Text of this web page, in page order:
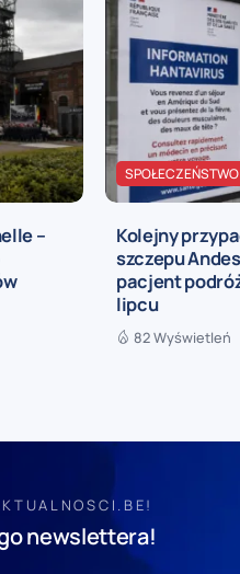
–
SPOŁECZEŃSTWO
Kolejny
szczepu
pacjent
lipcu
82 Wyświetleń
newslettera!